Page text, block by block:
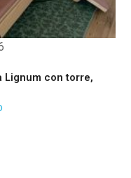
Lignum con torre,